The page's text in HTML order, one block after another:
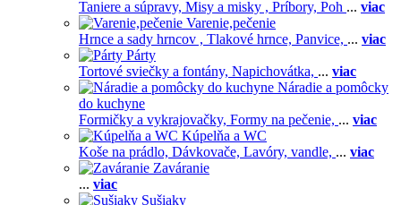
Taniere a súpravy, Misy a misky , Príbory, Poh ... viac
Varenie,pečenie
Hrnce a sady hrncov , Tlakové hrnce, Panvice, ... viac
Párty
Tortové sviečky a fontány, Napichovátka, ... viac
Náradie a pomôcky
do kuchyne
Formičky a vykrajovačky, Formy na pečenie, ... viac
Kúpelňa a WC
Koše na prádlo, Dávkovače, Lavóry, vandle, ... viac
Zaváranie
... viac
Sušiaky